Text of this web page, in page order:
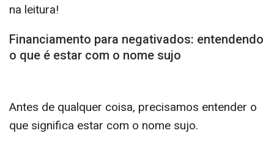
na leitura!
Financiamento para negativados: entendendo
o que é estar com o nome sujo
Antes de qualquer coisa, precisamos entender o
que significa estar com o nome sujo.